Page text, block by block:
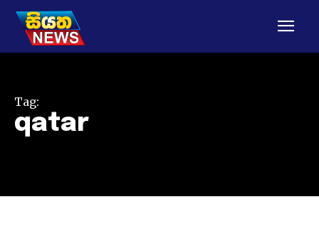
Tag:
qatar